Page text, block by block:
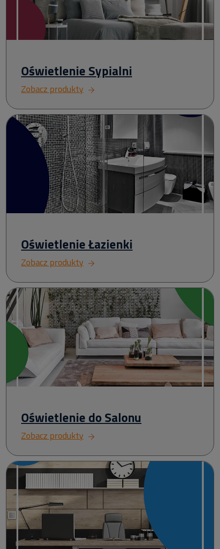
Oświetlenie Sypialni
Zobacz produkty
Oświetlenie Łazienki
Zobacz produkty
Oświetlenie do Salonu
Zobacz produkty